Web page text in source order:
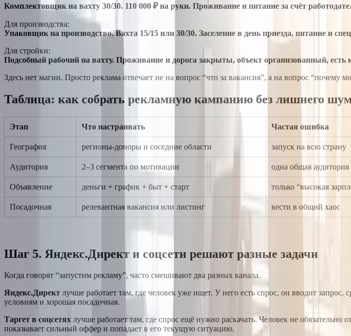
Комплектовщик на вахту 30/30. 110 000 ₽ на руки. Проживание и питание за счёт
Для производства:
Упаковщик на производство. Вахта 15/15 или 30/30. Заселение в день приезда, питание и
Для стройки:
Подсобный рабочий на вахту. Проживание и дорога закрыты, объект организованный, есть
Здесь нет магии. Просто реклама отвечает не на вопрос “что за вакансия”, а на вопрос “почему
Таблица: как собрать рекламную кампанию без лишнего
Этап Что настраивать Частая ошибка
География регионы-доноры и соседние области запуск на всю страну
Аудитория 2–3 сегмента по мотивации одна общая аудитория
Объявление деньги + график + быт + старт только “высокая
Посадочная релевантная вакансия или листинг вести в общий хаос
Шаг 5. Яндекс.Директ и соцсети решают разные задачи
Когда говорят “запустим рекламу”, часто смешивают два разных канала.
Яндекс.Директ лучше работает там, где человек уже ищет. У него есть спрос, он вводит
условиям и хорошая посадочная.
Таргет в соцсетях лучше работает там, где спрос ещё нужно раскачать. Человек не обязательно
показывает сильный оффер и попадает в его текущую ситуацию.